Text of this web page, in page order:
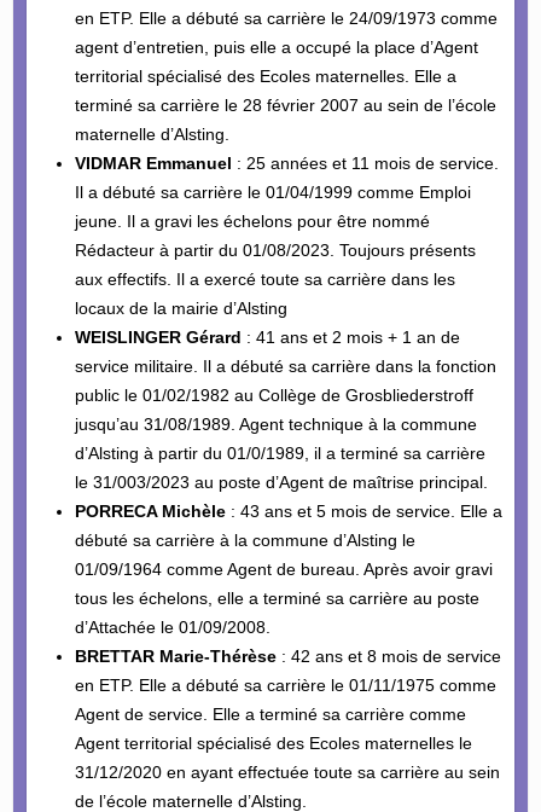
en ETP. Elle a débuté sa carrière le 24/09/1973 comme
agent d’entretien, puis elle a occupé la place d’Agent
territorial spécialisé des Ecoles maternelles. Elle a
terminé sa carrière le 28 février 2007 au sein de l’école
maternelle d’Alsting.
VIDMAR Emmanuel : 25 années et 11 mois de service.
Il a débuté sa carrière le 01/04/1999 comme Emploi
jeune. Il a gravi les échelons pour être nommé
Rédacteur à partir du 01/08/2023. Toujours présents
aux effectifs. Il a exercé toute sa carrière dans les
locaux de la mairie d’Alsting
WEISLINGER Gérard : 41 ans et 2 mois + 1 an de
service militaire. Il a débuté sa carrière dans la fonction
public le 01/02/1982 au Collège de Grosbliederstroff
jusqu’au 31/08/1989. Agent technique à la commune
d’Alsting à partir du 01/0/1989, il a terminé sa carrière
le 31/003/2023 au poste d’Agent de maîtrise principal.
PORRECA Michèle: 43 ans et 5 mois de service. Elle a
débuté sa carrière à la commune d’Alsting le
01/09/1964 comme Agent de bureau. Après avoir gravi
tous les échelons, elle a terminé sa carrière au poste
d’Attachée le 01/09/2008.
BRETTAR Marie-Thérèse: 42 ans et 8 mois de service
en ETP. Elle a débuté sa carrière le 01/11/1975 comme
Agent de service. Elle a terminé sa carrière comme
Agent territorial spécialisé des Ecoles maternelles le
31/12/2020 en ayant effectuée toute sa carrière au sein
de l’école maternelle d’Alsting.